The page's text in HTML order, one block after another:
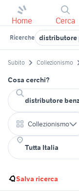
Home Cerca
Ricerche distributore
Subito Collezionismo
Cosa cerchi?
Collezionismo
Salva ricerca